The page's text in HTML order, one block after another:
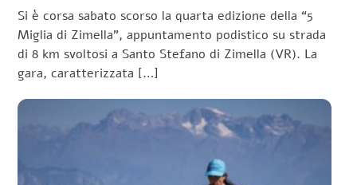
Si è corsa sabato scorso la quarta edizione della “5
Miglia di Zimella”, appuntamento podistico su strada
di 8 km svoltosi a Santo Stefano di Zimella (VR). La
gara, caratterizzata […]